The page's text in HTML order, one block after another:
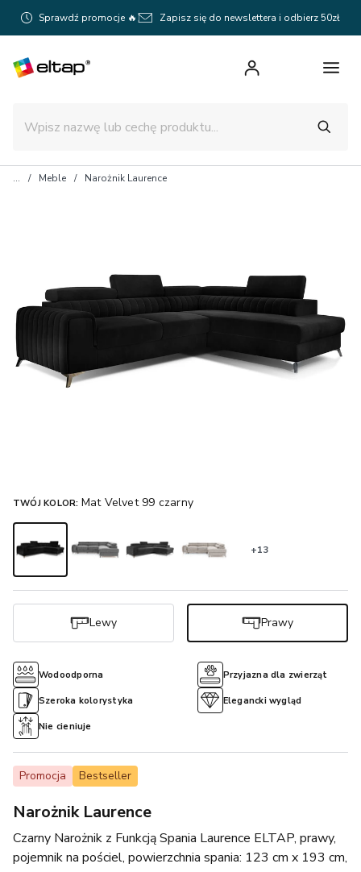
Sprawdź promocje 🔥 Zapisz się do newslettera i odbierz 50zł
Meble Narożnik Laurence
Promocja Bestseller
Narożnik Laurence
Czarny Narożnik z Funkcją Spania Laurence ELTAP, prawy,
pojemnik na pościel, powierzchnia spania: 123 cm x 193 cm,
TWÓJ KOLOR: Mat Velvet 99 czarny
Wodoodporna Przyjazna dla zwierząt
Szeroka kolorystyka Elegancki wygląd
Nie cieniuje
+13
Lewy Prawy